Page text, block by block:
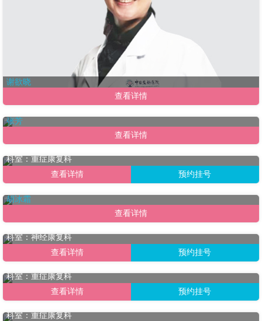
谢欲晓
查看详情
张芳
查看详情
刘剑萍
科室：重症康复科
查看详情
预约挂号
胡冰霜
查看详情
江玥
科室：神经康复科
查看详情
预约挂号
曾志友
科室：重症康复科
查看详情
预约挂号
余校宇
科室：重症康复科